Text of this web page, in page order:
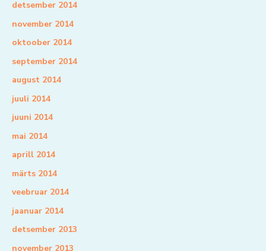
detsember 2014
november 2014
oktoober 2014
september 2014
august 2014
juuli 2014
juuni 2014
mai 2014
aprill 2014
märts 2014
veebruar 2014
jaanuar 2014
detsember 2013
november 2013